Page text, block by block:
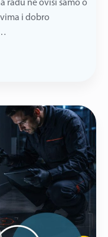
radu ne ovisi samo o
i dobro